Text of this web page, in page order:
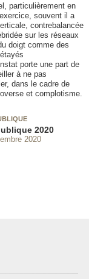
particulièrement en
souvent il a
contrebalancée
sur les réseaux
doigt comme des
porte une part de
à ne pas
dans le cadre de
et complotisme.
2020
2020